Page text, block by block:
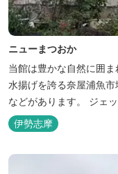
ニューまつおか
当館は豊かな自然に囲
水揚げを誇る奈屋浦魚
などがあります。 ジェ
どうぞお楽しみください
の時間がここにあります。
伊勢志摩